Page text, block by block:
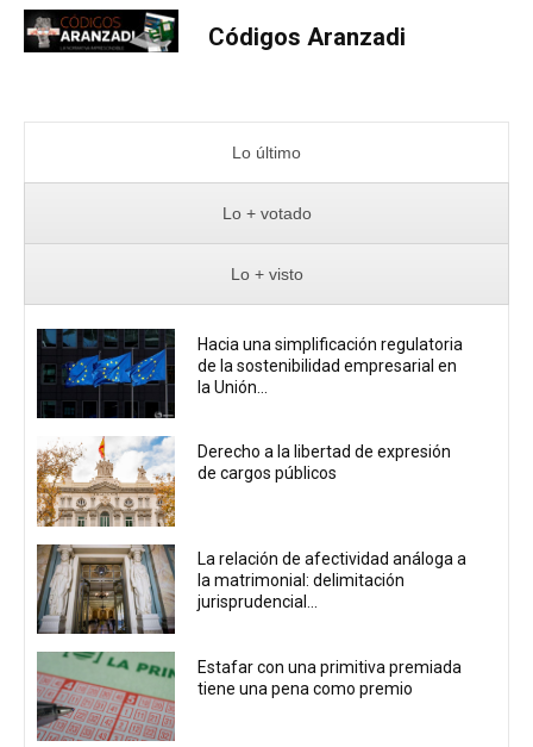
Códigos Aranzadi
Lo último
Lo + votado
Lo + visto
Hacia una simplificación regulatoria
de la sostenibilidad empresarial en
la Unión...
Derecho a la libertad de expresión
de cargos públicos
La relación de afectividad análoga a
la matrimonial: delimitación
jurisprudencial...
Estafar con una primitiva premiada
tiene una pena como premio